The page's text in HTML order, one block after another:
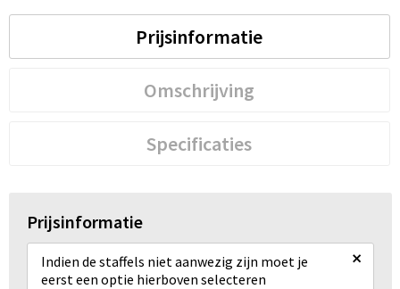
Prijsinformatie
Omschrijving
Specificaties
Prijsinformatie
Indien de staffels niet aanwezig zijn moet je
eerst een optie hierboven selecteren
×